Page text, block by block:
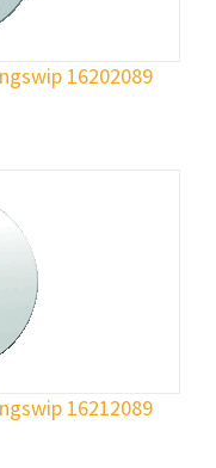
16202089
16212089